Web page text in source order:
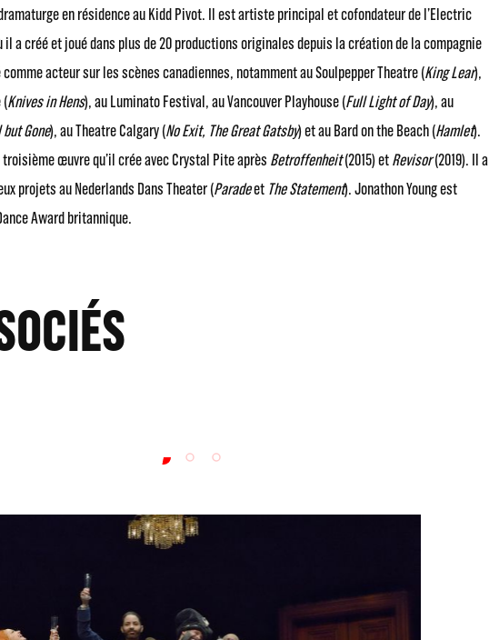
en résidence au Kidd Pivot. Il est artiste principal et cofondateur de l’Electric
il a créé et joué dans plus de 20 productions originales depuis la création de la compagnie
acteur sur les scènes canadiennes, notamment au Soulpepper Theatre (King Lear),
(Knives in Hens), au Luminato Festival, au Vancouver Playhouse (Full Light of Day), au
Gone), au Theatre Calgary (No Exit, The Great Gatsby) et au Bard on the Beach (Hamlet).
œuvre qu’il crée avec Crystal Pite après Betroffenheit(2015) etRevisor(2019). Il a
projets au Nederlands Dans Theater (Paradeet The Statement). Jonathon Young est
Award britannique.